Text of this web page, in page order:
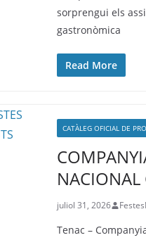
sorprengui els
gastronòmica
Read More
CATÀLEG OFICIAL DE
NACIONAL
juliol 31, 2026
Tenac –